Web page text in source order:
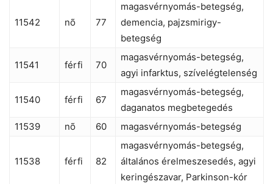
11542 nõ 77
magasvérnyomás-betegség,
demencia, pajzsmirigy-
betegség
11541 férfi 70
magasvérnyomás-betegség,
agyi infarktus, szívelégtelenség
11540 férfi 67
magasvérnyomás-betegség,
daganatos megbetegedés
11539
nõ 60 magasvérnyomás-betegség
11538 férfi 82
magasvérnyomás-betegség,
általános érelmeszesedés, agyi
keringészavar, Parkinson-kór